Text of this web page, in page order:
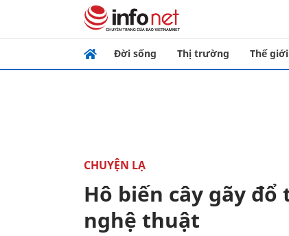
Đời sống Thị trường Thế giới
CHUYỆN LẠ
Hô biến cây gãy
nghệ thuật